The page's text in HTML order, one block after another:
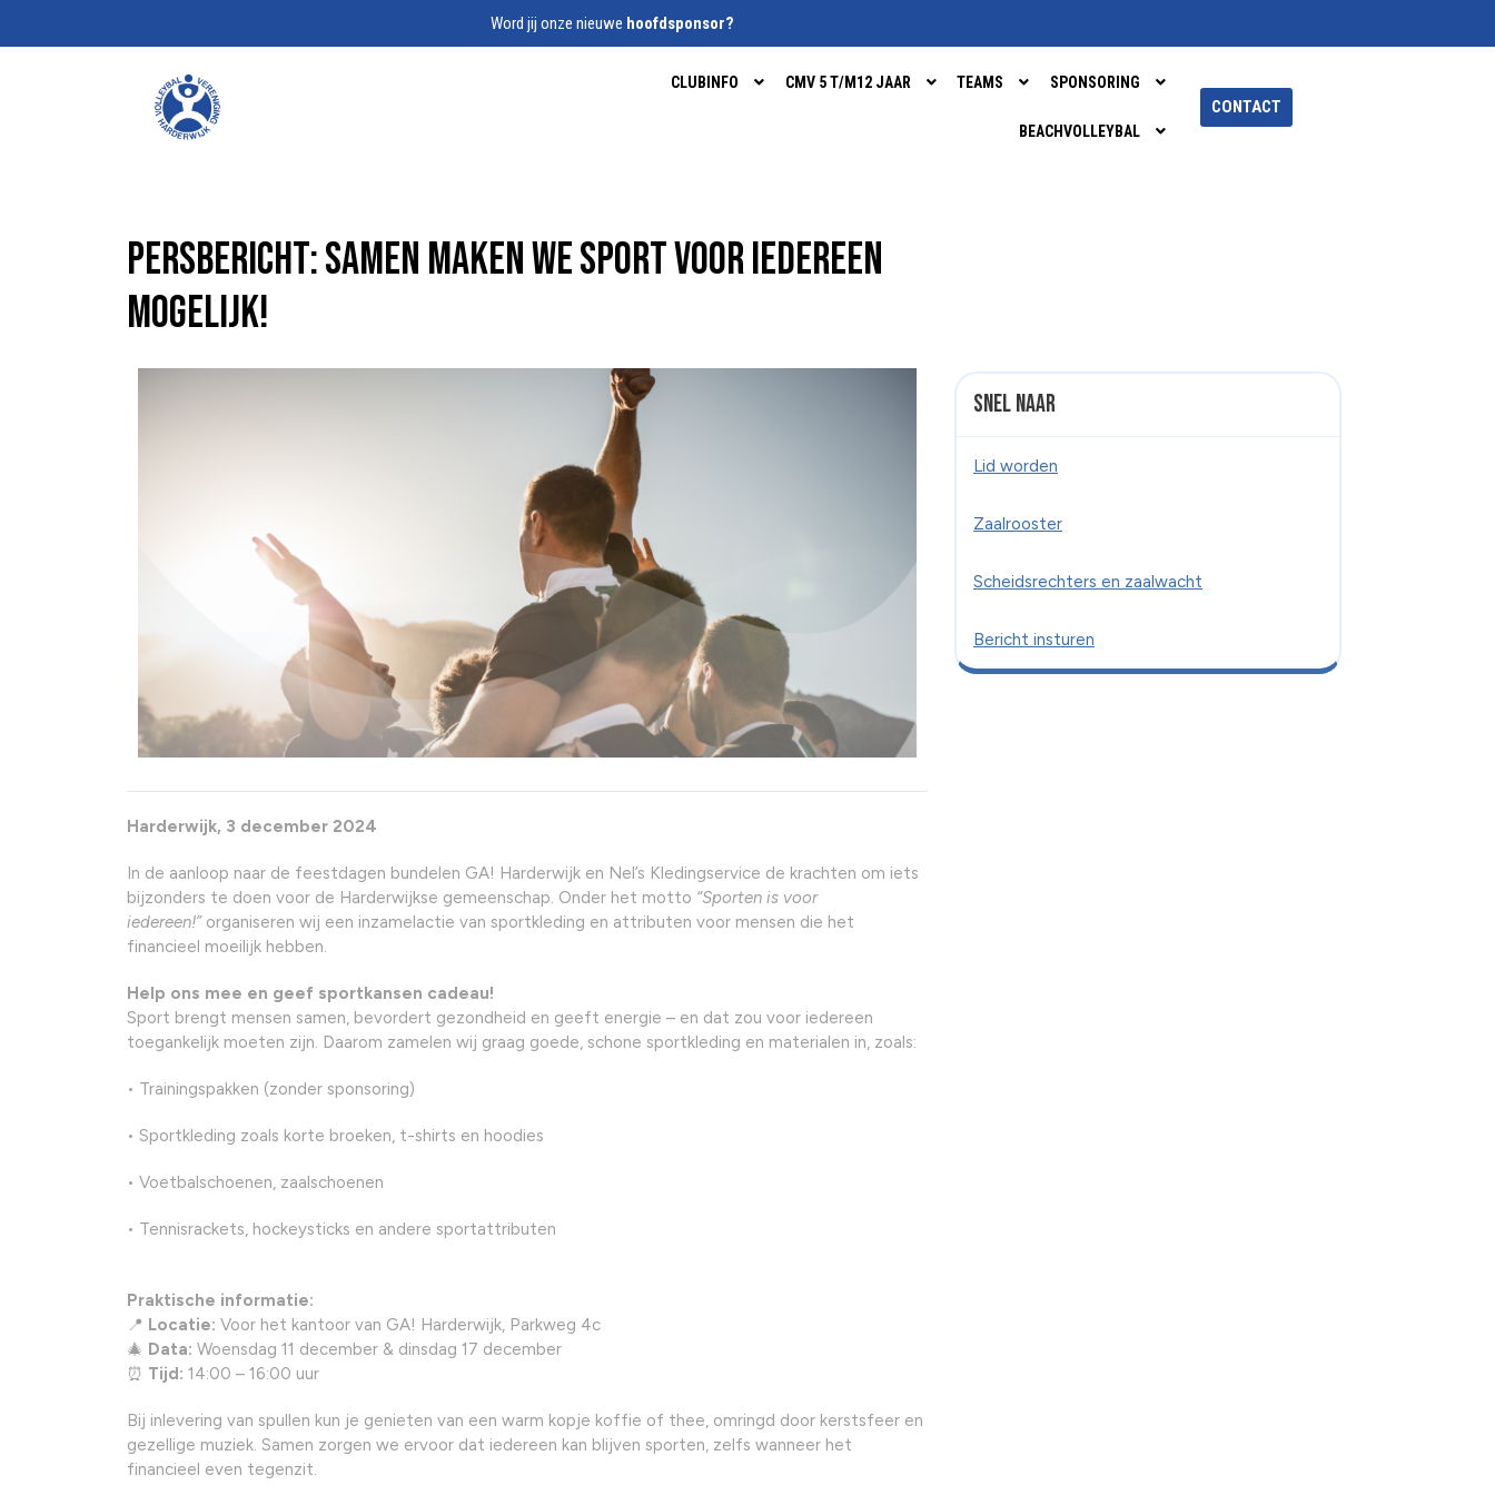
Word jij onze nieuwe hoofdsponsor?
CLUBINFO CMV 5 T/M12 JAAR TEAMS SPONSORING
BEACHVOLLEYBAL
CONTACT
Persbericht: Samen maken we sport voor iedereen
mogelijk!
Harderwijk, 3 december 2024
In de aanloop naar de feestdagen bundelen GA! Harderwijk en Nel’s Kledingservice de krachten om iets
bijzonders te doen voor de Harderwijkse gemeenschap. Onder het motto “Sporten is voor
iedereen!”organiseren wij een inzamelactie van sportkleding en attributen voor mensen die het
financieel moeilijk hebben.
Help ons mee en geef sportkansen cadeau!
Sport brengt mensen samen, bevordert gezondheid en geeft energie – en dat zou voor iedereen
toegankelijk moeten zijn. Daarom zamelen wij graag goede, schone sportkleding en materialen in, zoals:
• Trainingspakken (zonder sponsoring)
• Sportkleding zoals korte broeken, t-shirts en hoodies
• Voetbalschoenen, zaalschoenen
• Tennisrackets, hockeysticks en andere sportattributen
Praktische informatie:
📍 Locatie: Voor het kantoor van GA! Harderwijk, Parkweg 4c
🎄 Data: Woensdag 11 december & dinsdag 17 december
⏰ Tijd: 14:00 – 16:00 uur
Bij inlevering van spullen kun je genieten van een warm kopje koffie of thee, omringd door kerstsfeer en
gezellige muziek. Samen zorgen we ervoor dat iedereen kan blijven sporten, zelfs wanneer het
financieel even tegenzit.
Snel naar
Lid worden
Zaalrooster
Scheidsrechters en zaalwacht
Bericht insturen